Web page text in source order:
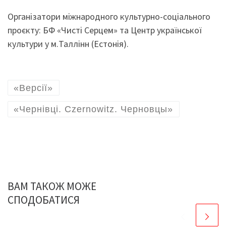
Організатори міжнародного культурно-соціального
проєкту: БФ «Чисті Серцем» та Центр української
культури у м.Таллінн (Естонія).
«Версії»
«Чернівці. Czernowitz. Черновцы»
ВАМ ТАКОЖ МОЖЕ
СПОДОБАТИСЯ